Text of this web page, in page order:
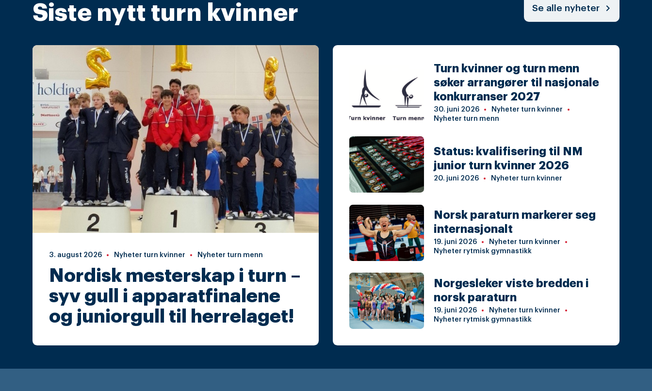
Siste nytt turn kvinner Se alle nyheter chevron_right
3. august 2026 Nyheter turn kvinner Nyheter turn menn
Nordisk mesterskap i turn –
syv gull i apparatfinalene
og juniorgull til herrelaget!
Turn kvinner og turn menn
søker arrangører til nasjonale
konkurranser 2027
30. juni 2026
Nyheter turn kvinner
Nyheter turn menn
Status: kvalifisering til NM
junior turn kvinner 2026
20. juni 2026 Nyheter turn kvinner
Norsk paraturn markerer seg
internasjonalt
19. juni 2026
Nyheter turn kvinner
Nyheter rytmisk gymnastikk
Norgesleker viste bredden i
norsk paraturn
19. juni 2026
Nyheter turn kvinner
Nyheter rytmisk gymnastikk